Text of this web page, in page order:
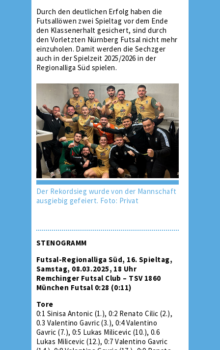
Durch den deutlichen Erfolg haben die
Futsallöwen zwei Spieltag vor dem Ende
den Klassenerhalt gesichert, sind durch
den Vorletzten Nürnberg Futsal nicht mehr
einzuholen. Damit werden die Sechzger
auch in der Spielzeit 2025/2026 in der
Regionalliga Süd spielen.
Der Rekordsieg wurde von der Mannschaft
ausgiebig gefeiert. Foto: Privat
STENOGRAMM
Futsal-Regionalliga Süd, 16. Spieltag,
Samstag, 08.03.2025, 18 Uhr
Remchinger Futsal Club – TSV 1860
München Futsal 0:28 (0:11)
Tore
0:1 Sinisa Antonic (1.), 0:2 Renato Cilic (2.),
0.3 Valentino Gavric (3.), 0:4 Valentino
Gavric (7.), 0:5 Lukas Milicevic (10.), 0.6
Lukas Milicevic (12.), 0:7 Valentino Gavric